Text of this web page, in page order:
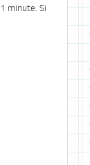
minute. Si